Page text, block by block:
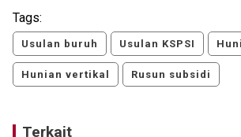
Tags:
Usulan buruh Usulan KSPSI
Hunian vertikal Rusun subsidi
Terkait